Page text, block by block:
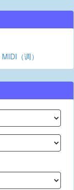
MIDI（调）